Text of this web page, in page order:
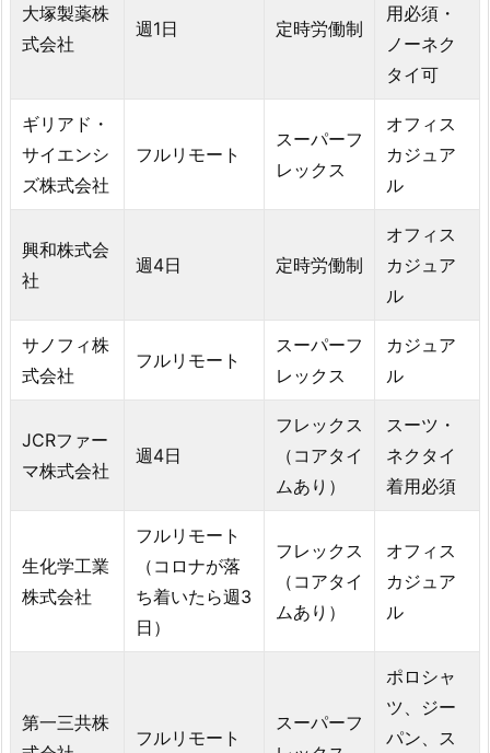
大塚製薬株
式会社
週1日 定時労働制
用必須・
ノーネク
タイ可
ギリアド・
サイエンシ
ズ株式会社
フルリモート
スーパーフ
レックス
オフィス
カジュア
ル
興和株式会
社
週4日 定時労働制
オフィス
カジュア
ル
サノフィ株
式会社
フルリモート
スーパーフ
レックス
カジュア
ル
JCRファー
マ株式会社
週4日
フレックス
（コアタイ
ムあり）
スーツ・
ネクタイ
着用必須
生化学工業
株式会社
フルリモート
（コロナが落
ち着いたら週3
日）
フレックス
（コアタイ
ムあり）
オフィス
カジュア
ル
第一三共株
フルリモート
スーパーフ
ポロシャ
ツ、ジー
パン、ス